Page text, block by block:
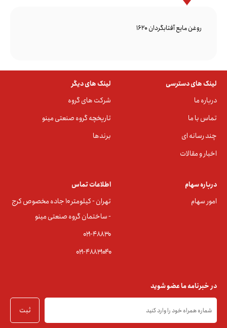
روغن مایع آفتابگردان 1620
لینک های دسترسی
درباره ما
تماس با ما
چند رسانه ای
اخبار و مقالات
لینک های دیگر
شرکت های گروه
تاریخچه گروه صنعتی مینو
برندها
درباره سهام
امور سهام
اطلاعات تماس
تهران - کیلومتر ۱۰ جاده مخصوص کرج
- ساختمان گروه صنعتی مینو
۰۲۱-۴۸۸۳0
۰۲۱-۴۸۸۳۱۰۴۰
در خبرنامه ما عضو شوید
ثبت